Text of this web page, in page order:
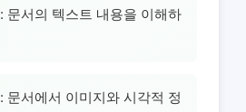
문서의 텍스트 내용을 이해하
문서에서 이미지와 시각적 정